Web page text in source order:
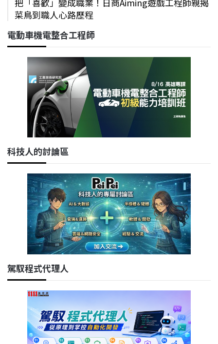
菜鳥到職人心路歷程
電動車機電整合工程師
科技人的討論區
駕馭程式代理人